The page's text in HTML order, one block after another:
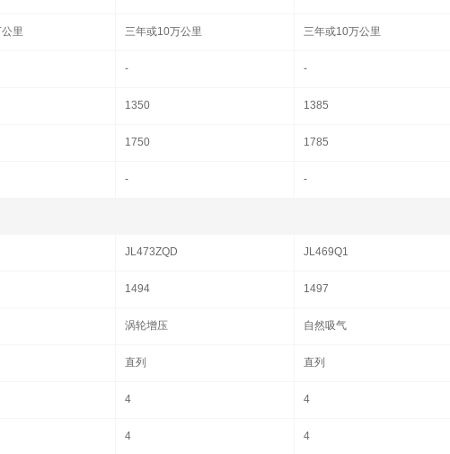
里 三年或10万公里 三年或10万公里
- -
1350 1385
1750 1785
- -
JL473ZQD JL469Q1
1494 1497
涡轮增压 自然吸气
直列 直列
4 4
4 4